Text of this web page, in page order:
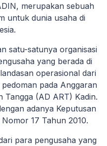
merupakan sebuah
untuk dunia usaha di
satu-satunya organisasi
yang berada di
operasional dari
pada Anggaran
Tangga (AD ART) Kadin.
adanya Keputusan
17 Tahun 2010.
para pengusaha yang